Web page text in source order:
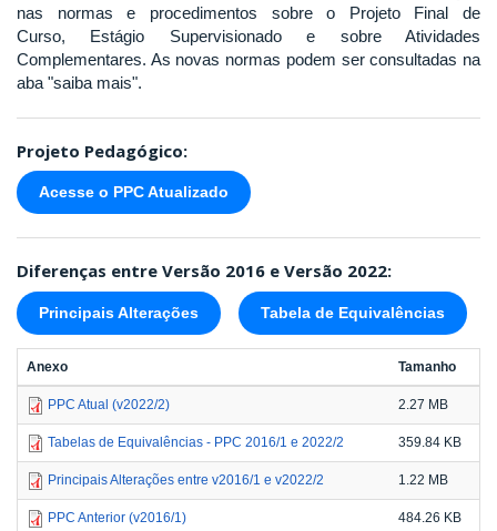
nas normas e procedimentos sobre o Projeto Final de
Curso, Estágio Supervisionado e sobre Atividades
Complementares. As novas normas podem ser consultadas na
aba "saiba mais".
Projeto Pedagógico:
Acesse o PPC Atualizado
Diferenças entre Versão 2016 e Versão 2022:
Principais Alterações Tabela de Equivalências
Anexo Tamanho
PPC Atual (v2022/2) 2.27 MB
Tabelas de Equivalências - PPC 2016/1 e 2022/2 359.84 KB
Principais Alterações entre v2016/1 e v2022/2 1.22 MB
PPC Anterior (v2016/1) 484.26 KB